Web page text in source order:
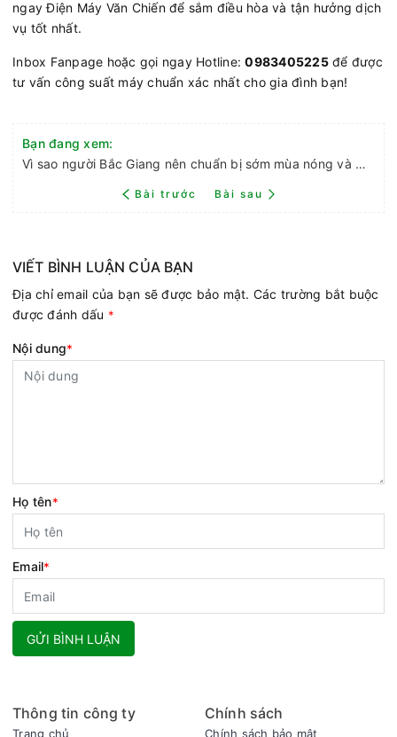
ngay Điện Máy Văn Chiến để sắm điều hòa và tận hưởng dịch
vụ tốt nhất.
Inbox Fanpage hoặc gọi ngay Hotline:0983405225để được
tư vấn công suất máy chuẩn xác nhất cho gia đình bạn!
Bạn đang xem:
Vì sao người Bắc Giang nên chuẩn bị sớm mùa nóng và mua điều hòa ngay tháng 3?
Bài trước Bài sau
VIẾT BÌNH LUẬN CỦA BẠN
Địa chỉ email của bạn sẽ được bảo mật. Các trường bắt buộc
được đánh dấu *
Nội dung*
Họ tên*
Email*
GỬI BÌNH LUẬN
Thông tin công ty
Trang chủ
Chính sách
Chính sách bảo mật